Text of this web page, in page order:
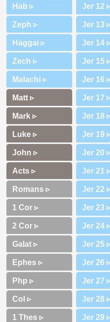
Hab ▹
Zeph ▹
Haggai ▹
Zech ▹
Malachi ▹
Matt ▹
Mark ▹
Luke ▹
John ▹
Acts ▹
Romans ▹
1 Cor ▹
2 Cor ▹
Galat ▹
Ephes ▹
Php ▹
Col ▹
1 Thes ▹